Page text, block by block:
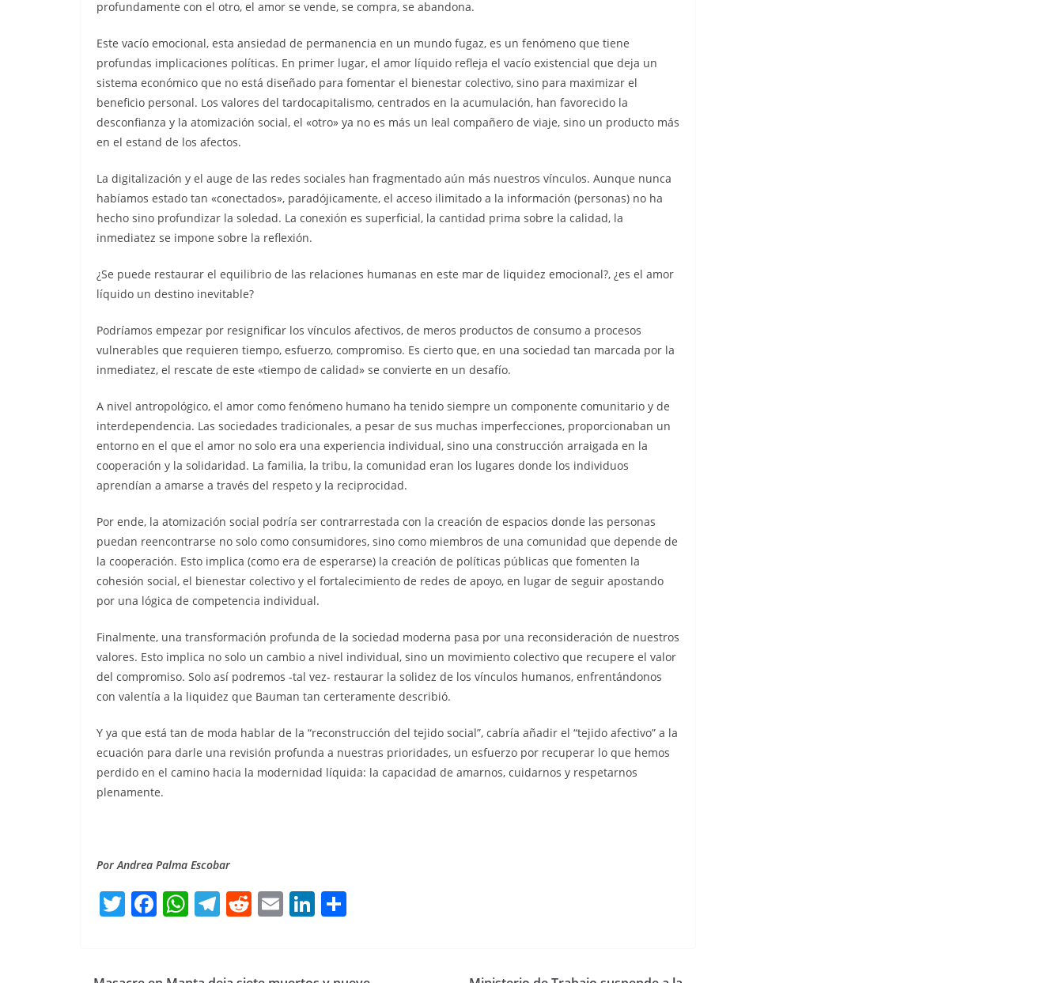
profundamente con el otro, el amor se vende, se compra, se abandona.
Este vacío emocional, esta ansiedad de permanencia en un mundo fugaz, es un fenómeno que tiene
profundas implicaciones políticas. En primer lugar, el amor líquido refleja el vacío existencial que deja un
sistema económico que no está diseñado para fomentar el bienestar colectivo, sino para maximizar el
beneficio personal. Los valores del tardocapitalismo, centrados en la acumulación, han favorecido la
desconfianza y la atomización social, el «otro» ya no es más un leal compañero de viaje, sino un producto más
en el estand de los afectos.
La digitalización y el auge de las redes sociales han fragmentado aún más nuestros vínculos. Aunque nunca
habíamos estado tan «conectados», paradójicamente, el acceso ilimitado a la información (personas) no ha
hecho sino profundizar la soledad. La conexión es superficial, la cantidad prima sobre la calidad, la
inmediatez se impone sobre la reflexión.
¿Se puede restaurar el equilibrio de las relaciones humanas en este mar de liquidez emocional?, ¿es el amor
líquido un destino inevitable?
Podríamos empezar por resignificar los vínculos afectivos, de meros productos de consumo a procesos
vulnerables que requieren tiempo, esfuerzo, compromiso. Es cierto que, en una sociedad tan marcada por la
inmediatez, el rescate de este «tiempo de calidad» se convierte en un desafío.
A nivel antropológico, el amor como fenómeno humano ha tenido siempre un componente comunitario y de
interdependencia. Las sociedades tradicionales, a pesar de sus muchas imperfecciones, proporcionaban un
entorno en el que el amor no solo era una experiencia individual, sino una construcción arraigada en la
cooperación y la solidaridad. La familia, la tribu, la comunidad eran los lugares donde los individuos
aprendían a amarse a través del respeto y la reciprocidad.
Por ende, la atomización social podría ser contrarrestada con la creación de espacios donde las personas
puedan reencontrarse no solo como consumidores, sino como miembros de una comunidad que depende de
la cooperación. Esto implica (como era de esperarse) la creación de políticas públicas que fomenten la
cohesión social, el bienestar colectivo y el fortalecimiento de redes de apoyo, en lugar de seguir apostando
por una lógica de competencia individual.
Finalmente, una transformación profunda de la sociedad moderna pasa por una reconsideración de nuestros
valores. Esto implica no solo un cambio a nivel individual, sino un movimiento colectivo que recupere el valor
del compromiso. Solo así podremos -tal vez- restaurar la solidez de los vínculos humanos, enfrentándonos
con valentía a la liquidez que Bauman tan certeramente describió.
Y ya que está tan de moda hablar de la “reconstrucción del tejido social”, cabría añadir el “tejido afectivo” a la
ecuación para darle una revisión profunda a nuestras prioridades, un esfuerzo por recuperar lo que hemos
perdido en el camino hacia la modernidad líquida: la capacidad de amarnos, cuidarnos y respetarnos
plenamente.
Por Andrea Palma Escobar
T F W T R E Li